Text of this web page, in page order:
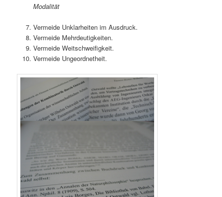
Modalität
Vermeide Unklarheiten im Ausdruck.
Vermeide Mehrdeutigkeiten.
Vermeide Weitschweifigkeit.
Vermeide Ungeordnetheit.